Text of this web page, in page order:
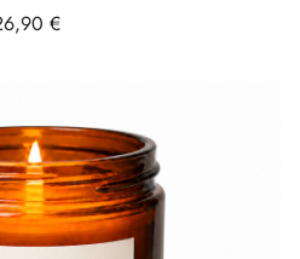
€